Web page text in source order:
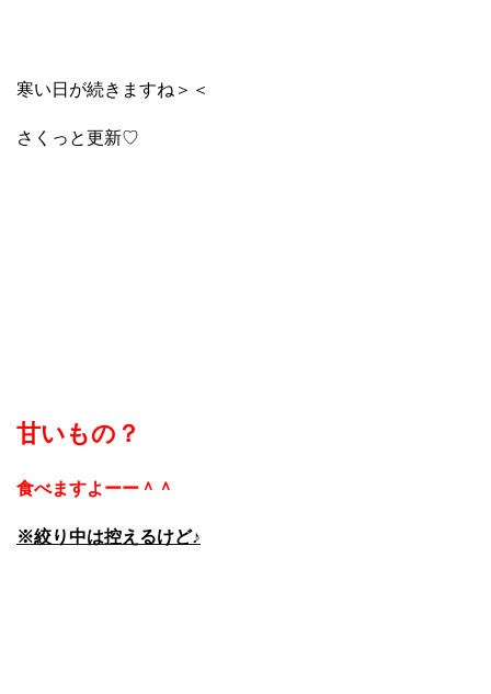
寒い日が続きますね＞＜
さくっと更新♡
甘いもの？
食べますよーー＾＾
※絞り中は控えるけど♪